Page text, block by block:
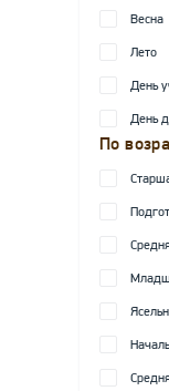
Весна
Лето
День
День
По